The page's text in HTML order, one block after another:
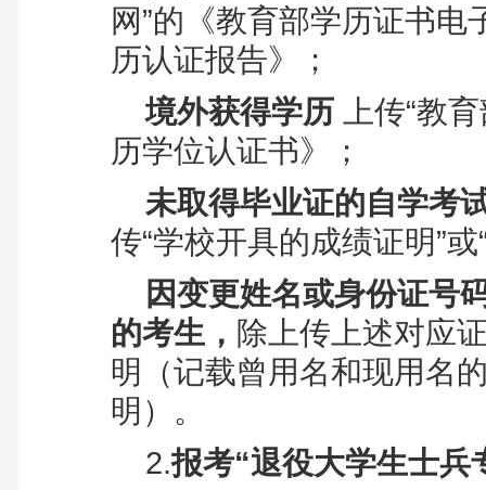
网”的《教育部学历证书
历认证报告》；
境外获得学历
上传“教
历学位认证书》；
未取得毕业证的自学考
传“学校开具的成绩证明”或
因变更姓名或身份证号
的考生， 除上传上述对应
明（记载曾用名和现用名
明） 。
2.报考“退役大学生士兵